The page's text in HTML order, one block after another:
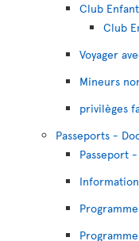
Club
Club
Voyager
Mineurs
privilèges
Passeports -
Passeport